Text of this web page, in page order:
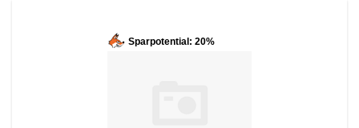
Sparpotential: 20%